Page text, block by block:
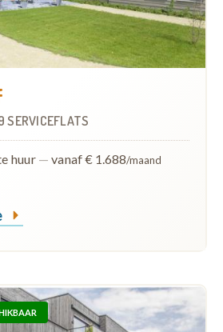
SERVICEFLATS
huur — vanaf € 1.688/maand